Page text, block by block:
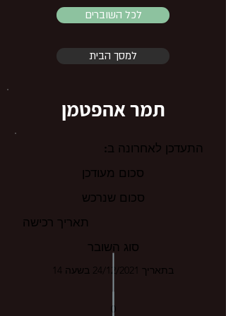
לכל השוברים
למסך הבית
תמר אהפטמן
התעדכן לאחרונה ב:
סכום מעודכן
סכום שנרכש
תאריך רכישה
סוג השובר
בתאריך 24/12/2021 בשעה 14
0